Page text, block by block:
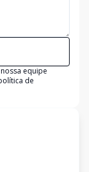
equipe
de